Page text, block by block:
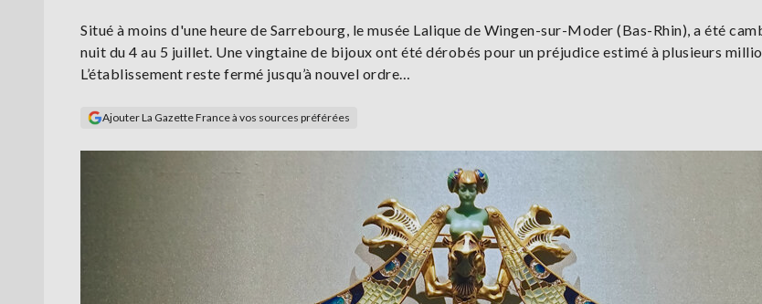
Situé à moins d'une heure de Sarrebourg, le musée Lalique de Wingen-sur-Moder (Bas-Rhin), a été
nuit du 4 au 5 juillet. Une vingtaine de bijoux ont été dérobés pour un préjudice estimé à plusieurs
L’établissement reste fermé jusqu’à nouvel ordre…
Ajouter La Gazette France à vos sources préférées